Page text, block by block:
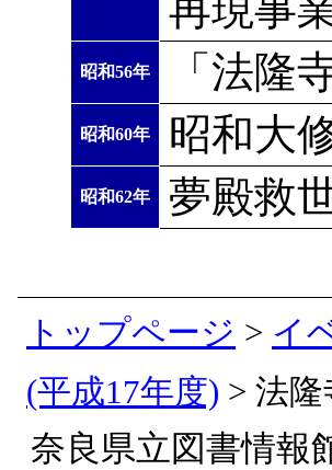
昭和56年 「法隆
昭和60年 昭和大
昭和62年 夢殿救
トップページ > イ
(平成17年度) > 法隆
奈良県立図書情報